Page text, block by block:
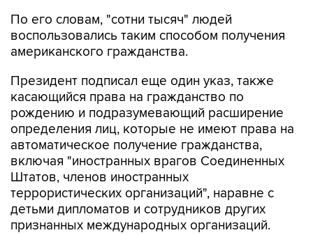
По его словам, "сотни тысяч" людей
воспользовались таким способом получения
американского гражданства.
Президент подписал еще один указ, также
касающийся права на гражданство по
рождению и подразумевающий расширение
определения лиц, которые не имеют права на
автоматическое получение гражданства,
включая "иностранных врагов Соединенных
Штатов, членов иностранных
террористических организаций", наравне с
детьми дипломатов и сотрудников других
признанных международных организаций.